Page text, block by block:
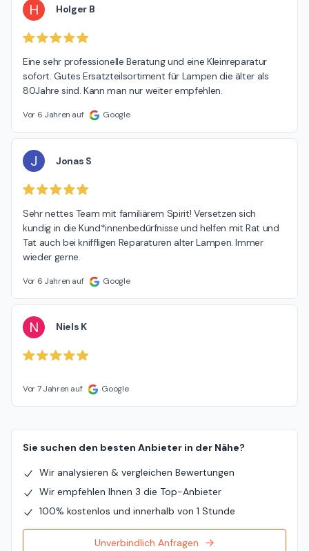
H Holger B
Eine sehr professionelle Beratung und eine Kleinreparatur
sofort. Gutes Ersatzteilsortiment für Lampen die älter als
80Jahre sind. Kann man nur weiter empfehlen.
Vor 6 Jahren auf Google
J Jonas S
Sehr nettes Team mit familiärem Spirit! Versetzen sich
kundig in die Kund*innenbedürfnisse und helfen mit Rat und
Tat auch bei kniffligen Reparaturen alter Lampen. Immer
wieder gerne.
Vor 6 Jahren auf Google
N Niels K
Vor 7 Jahren auf Google
Sie suchen den besten Anbieter in der Nähe?
Wir analysieren & vergleichen Bewertungen
Wir empfehlen Ihnen 3 die Top-Anbieter
100% kostenlos und innerhalb von 1 Stunde
Unverbindlich Anfragen